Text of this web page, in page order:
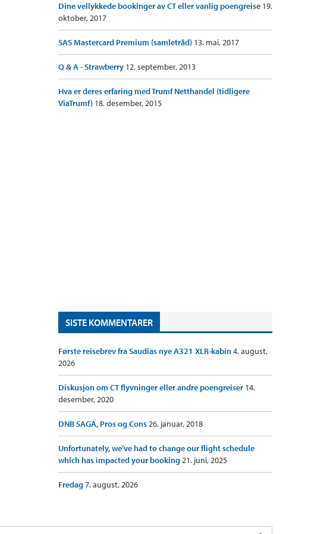
Dine vellykkede bookinger av CT eller vanlig poengreise 19.
oktober, 2017
SAS Mastercard Premium (samletråd) 13. mai, 2017
Q & A - Strawberry 12. september, 2013
Hva er deres erfaring med Trumf Netthandel (tidligere
ViaTrumf) 18. desember, 2015
SISTE KOMMENTARER
Første reisebrev fra Saudias nye A321 XLR-kabin4. august,
2026
Diskusjon om CT flyvninger eller andre poengreiser 14.
desember, 2020
DNB SAGA, Pros og Cons26. januar, 2018
Unfortunately, we’ve had to change our flight schedule
which has impacted your booking21. juni, 2025
Fredag7. august, 2026